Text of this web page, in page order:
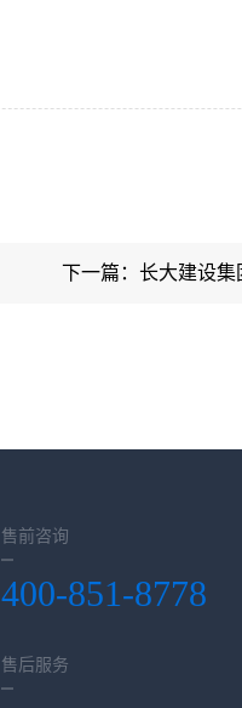
下一篇：长大建设集
售前咨询
400-851-8778
售后服务